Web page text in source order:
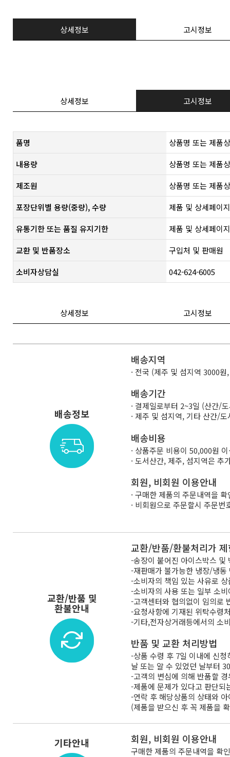
상세정보 고시정보
상세정보 고시정보
품명
상품명 또는 제품
내용량
상품명 또는 제품
제조원
상품명 또는 제품
포장단위별 용량(중량), 수량
제품 및 상세페이
유통기한 또는 품질 유지기한
제품 및 상세페이
교환 및 반품장소
구입처 및 판매원
소비자상담실
042-624-6005
상세정보 고시정보
배송정보
배송지역
· 전국 (제주 및 섬지역 3000
배송기간
· 결제일로부터 2~3일 (산간/
· 제주 및 섬지역, 기타 산간/
배송비용
· 상품주문 비용이 50,000원
· 도서산간, 제주, 섬지역은
회원, 비회원 이용안내
· 구매한 제품의 주문내역을
· 비회원으로 주문할시 주문
교환/반품 및
환불안내
교환/반품/환불처리가
-송장이 붙어진 아이스박스 및
-재판매가 불가능한 냉장/냉동
-소비자의 책임 있는 사유로
-소비자의 사용 또는 일부 소
-고객센터와 협의없이 임의로
-요청사항에 기재된 위탁수령
-기타,전자상거래등에서의 소
반품 및 교환 처리방법
-상품 수령 후 7일 이내에 신
날 또는 알 수 있었던 날부터
-고객의 변심에 의해 반품할
-제품에 문제가 있다고 판단되
-연락 후 해당상품의 상태와
(제품을 받으신 후 꼭 제품을
기타안내 회원, 비회원 이용안내
구매한 제품의 주문내역을 확